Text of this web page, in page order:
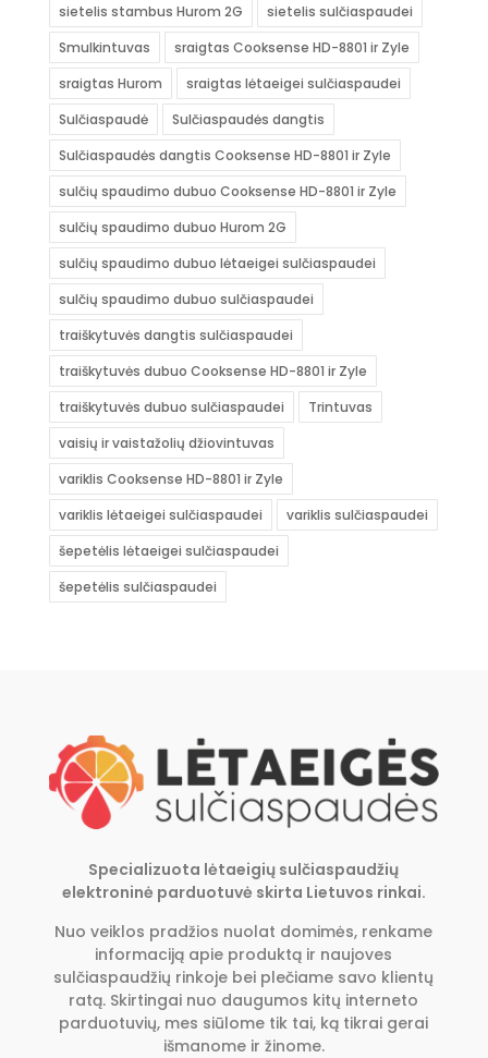
sietelis stambus Hurom 2G
sietelis sulčiaspaudei
Smulkintuvas
sraigtas Cooksense HD-8801 ir Zyle
sraigtas Hurom
sraigtas lėtaeigei sulčiaspaudei
Sulčiaspaudė
Sulčiaspaudės dangtis
Sulčiaspaudės dangtis Cooksense HD-8801 ir Zyle
sulčių spaudimo dubuo Cooksense HD-8801 ir Zyle
sulčių spaudimo dubuo Hurom 2G
sulčių spaudimo dubuo lėtaeigei sulčiaspaudei
sulčių spaudimo dubuo sulčiaspaudei
traiškytuvės dangtis sulčiaspaudei
traiškytuvės dubuo Cooksense HD-8801 ir Zyle
traiškytuvės dubuo sulčiaspaudei
Trintuvas
vaisių ir vaistažolių džiovintuvas
variklis Cooksense HD-8801 ir Zyle
variklis lėtaeigei sulčiaspaudei
variklis sulčiaspaudei
šepetėlis lėtaeigei sulčiaspaudei
šepetėlis sulčiaspaudei
Specializuota lėtaeigių sulčiaspaudžių
elektroninė parduotuvė skirta Lietuvos rinkai.
Nuo veiklos pradžios nuolat domimės, renkame
informaciją apie produktą ir naujoves
sulčiaspaudžių rinkoje bei plečiame savo klientų
ratą. Skirtingai nuo daugumos kitų interneto
parduotuvių, mes siūlome tik tai, ką tikrai gerai
išmanome ir žinome.